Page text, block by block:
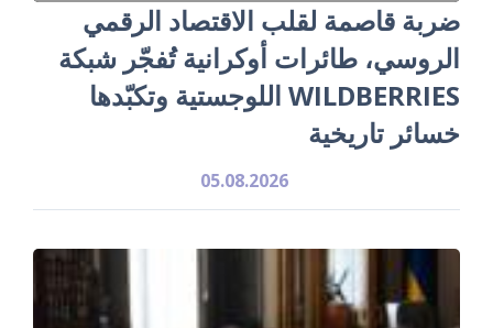
ضربة قاصمة لقلب الاقتصاد الرقمي
الروسي، طائرات أوكرانية تُفجّر شبكة
WILDBERRIES اللوجستية وتكبّدها
خسائر تاريخية
05.08.2026